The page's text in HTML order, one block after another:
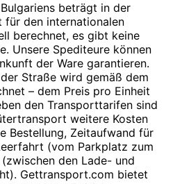
beträgt in der
für den internationalen
berechnet, es gibt keine
Unsere Spediteure können
der Ware garantieren.
Straße wird gemäß dem
– dem Preis pro Einheit
den Transporttarifen sind
weitere Kosten
Bestellung, Zeitaufwand für
(vom Parkplatz zum
den Lade- und
Gettransport.com bietet